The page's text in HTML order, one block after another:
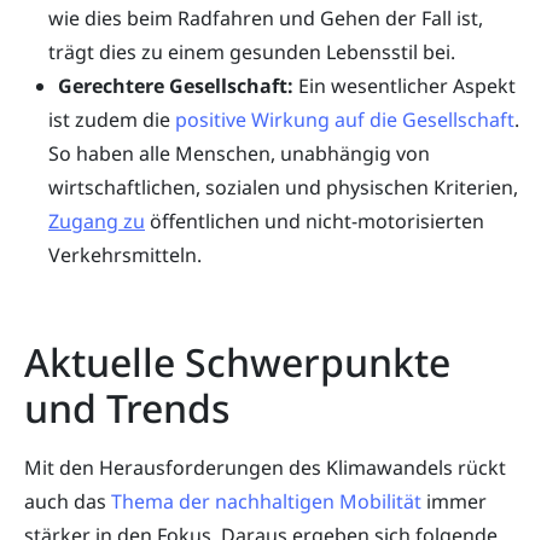
wie dies beim Radfahren und Gehen der Fall ist,
trägt dies zu einem gesunden Lebensstil bei.
Gerechtere Gesellschaft: Ein wesentlicher Aspekt
ist zudem die positive Wirkung auf die Gesellschaft.
So haben alle Menschen, unabhängig von
wirtschaftlichen, sozialen und physischen Kriterien,
Zugang zu öffentlichen und nicht-motorisierten
Verkehrsmitteln.
Aktuelle Schwerpunkte
und Trends
Mit den Herausforderungen des Klimawandels rückt
auch das Thema der nachhaltigen Mobilität immer